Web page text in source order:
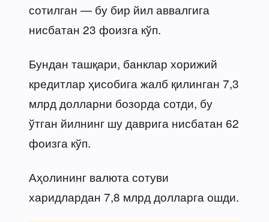
сотилган — бу бир йил аввалгига
нисбатан 23 фоизга кўп.
Бундан ташқари, банклар хорижий
кредитлар ҳисобига жалб қилинган 7,3
млрд долларни бозорда сотди, бу
ўтган йилнинг шу даврига нисбатан 62
фоизга кўп.
Аҳолининг валюта сотуви
харидлардан 7,8 млрд долларга ошди.